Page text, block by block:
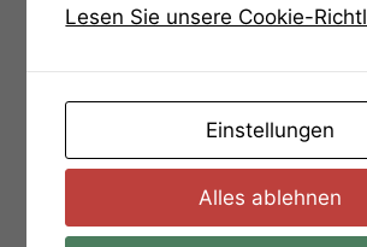
Aufgabe 11: Hinweis 1
Aufgabe 11: Hinweis 3
Lesen Sie unsere Cookie-
Einstellungen
Alles ablehnen